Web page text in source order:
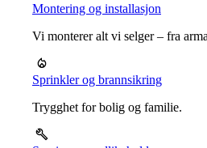
Montering og installasjon
Vi monterer alt vi selger – fra
Sprinkler og brannsikring
Trygghet for bolig og familie.